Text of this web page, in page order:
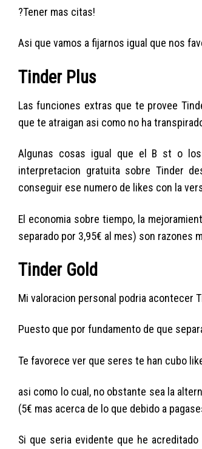
?Tener mas citas!
Asi que vamos a fijarnos igual que nos
Tinder Plus
Las funciones extras que te provee
que te atraigan asi­ como no ha
Algunas cosas igual que el B st o los
interpretacion gratuita sobre Tinder
conseguir ese numero de likes con la
El economia sobre tiempo, la
separado por 3,95€ al mes) son razones
Tinder Gold
Mi valoracion personal podri­a acontecer
Puesto que por fundamento de que
Te favorece ver que seres te han cubo
asi­ como lo cual, no obstante sea la
(5€ mas acerca de lo que debido a
Si que seri­a evidente que he